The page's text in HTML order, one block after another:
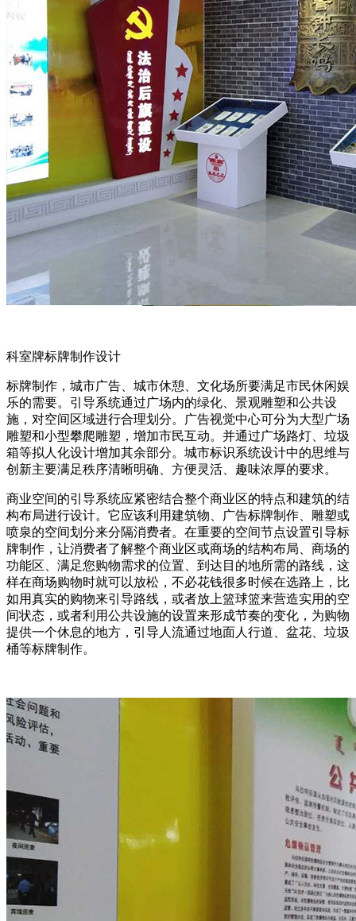
科室牌标牌制作设计
标牌制作，城市广告、城市休憩、文化场所要满足市民休闲娱
乐的需要。引导系统通过广场内的绿化、景观雕塑和公共设
施，对空间区域进行合理划分。广告视觉中心可分为大型广场
雕塑和小型攀爬雕塑，增加市民互动。并通过广场路灯、垃圾
箱等拟人化设计增加其余部分。城市标识系统设计中的思维与
创新主要满足秩序清晰明确、方便灵活、趣味浓厚的要求。
商业空间的引导系统应紧密结合整个商业区的特点和建筑的结
构布局进行设计。它应该利用建筑物、广告标牌制作、雕塑或
喷泉的空间划分来分隔消费者。在重要的空间节点设置引导标
牌制作，让消费者了解整个商业区或商场的结构布局、商场的
功能区、满足您购物需求的位置、到达目的地所需的路线，这
样在商场购物时就可以放松，不必花钱很多时候在选路上，比
如用真实的购物来引导路线，或者放上篮球篮来营造实用的空
间状态，或者利用公共设施的设置来形成节奏的变化，为购物
提供一个休息的地方，引导人流通过地面人行道、盆花、垃圾
桶等标牌制作。